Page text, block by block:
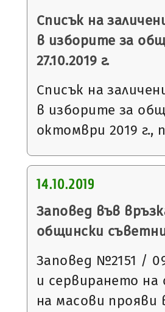
Списък на
в изборите за
27.10.2019 г.
Списък на
в изборите за
октомври 2019 г.,
14.10.2019
Заповед във
общински
Заповед №2151 /
и сервирането
на масови прояви